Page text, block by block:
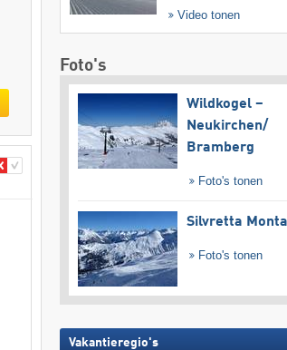
Video tonen
Foto's
Wildkogel –
Neukirchen/​
Bramberg
Foto's tonen
Silvretta
Foto's tonen
Vakantieregio's